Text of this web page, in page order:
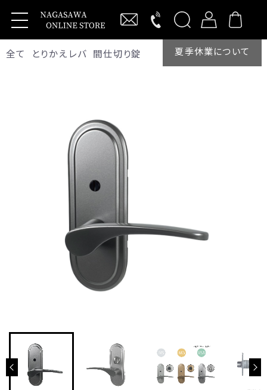
全て とりかえレバ 間仕切り錠 夏季休業について
新規会員登録
製品・サービス
抗ウイルス商品
Vi-Clearレバーハンドル
わんにゃんVi-Clear
ワンタッチバーハンドル
キーレックス
【MIWA】RA交換商品
KEYLEXアプリ用サービスシート
わんにゃんシリーズ
とりかえレバ
お取り替えシミュレーション
他社とりかえレバ